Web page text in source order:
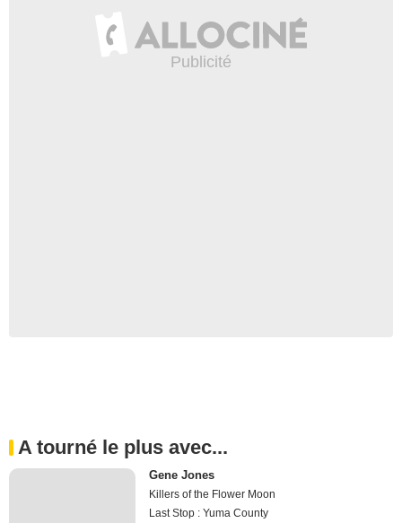
A tourné le plus avec...
Gene Jones
Killers of the Flower Moon
Last Stop : Yuma County